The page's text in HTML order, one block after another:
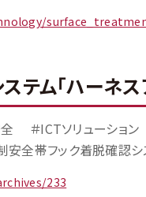
テム「ハーネ
＃ICTソリューショ
全帯フック着脱確認シ
233